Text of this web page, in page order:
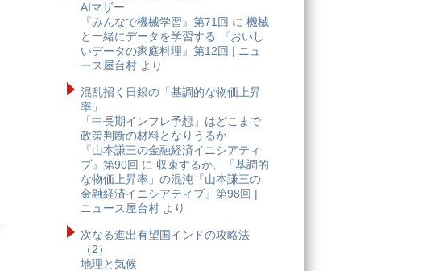
AIマザー
『みんなで機械学習』第71回 に 機械
と一緒にデータを学習する 『おいし
いデータの家庭料理』第12回 | ニュ
ース屋台村 より
混乱招く日銀の「基調的な物価上昇
率」
「中長期インフレ予想」はどこまで
政策判断の材料となりうるか
『山本謙三の金融経済イニシアティ
ブ』第90回 に 収束するか、「基調的
な物価上昇率」の混沌『山本謙三の
金融経済イニシアティブ』第98回 |
ニュース屋台村 より
次なる進出有望国インドの攻略法
（2）
地理と気候